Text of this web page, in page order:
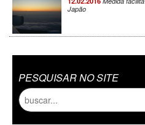
Japão
PESQUISAR NO SITE